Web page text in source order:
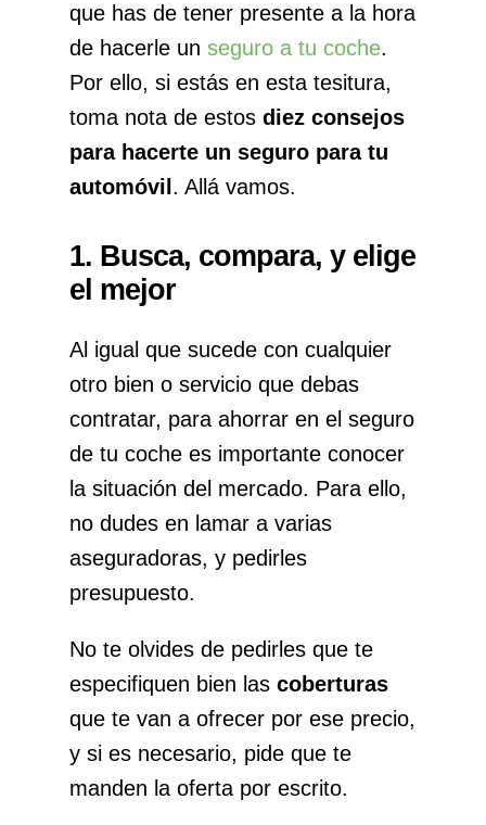
que has de tener presente a la hora
de hacerle un seguro a tu coche.
Por ello, si estás en esta tesitura,
toma nota de estos diez consejos
para hacerte un seguro para tu
automóvil . Allá vamos.
1. Busca, compara, y elige
el mejor
Al igual que sucede con cualquier
otro bien o servicio que debas
contratar, para ahorrar en el seguro
de tu coche es importante conocer
la situación del mercado. Para ello,
no dudes en lamar a varias
aseguradoras, y pedirles
presupuesto.
No te olvides de pedirles que te
especifiquen bien las coberturas
que te van a ofrecer por ese precio,
y si es necesario, pide que te
manden la oferta por escrito.